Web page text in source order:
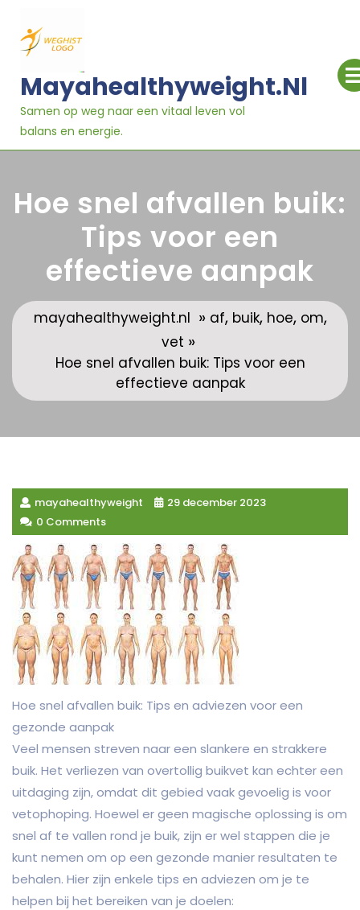
naar
inhoud
Mayahealthyweight.nl
Samen op weg naar een vitaal leven vol
balans en energie.
Hoe snel afvallen buik:
Tips voor een
effectieve aanpak
mayahealthyweight.nl » af, buik, hoe, om,
vet »
Hoe snel afvallen buik: Tips voor een
effectieve aanpak
mayahealthyweight
29 december 2023
0 Comments
Hoe snel afvallen buik: Tips en adviezen voor een
gezonde aanpak
Veel mensen streven naar een slankere en strakkere
buik. Het verliezen van overtollig buikvet kan echter een
uitdaging zijn, omdat dit gebied vaak gevoelig is voor
vetophoping. Hoewel er geen magische oplossing is om
snel af te vallen rond je buik, zijn er wel stappen die je
kunt nemen om op een gezonde manier resultaten te
behalen. Hier zijn enkele tips en adviezen om je te
helpen bij het bereiken van je doelen: